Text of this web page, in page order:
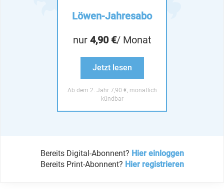
Löwen-Jahresabo
nur 4,90 €/ Monat
Jetzt lesen
Ab dem 2. Jahr 7,90 €, monatlich
kündbar
Bereits Digital-Abonnent? Hier einloggen
Bereits Print-Abonnent? Hier registrieren